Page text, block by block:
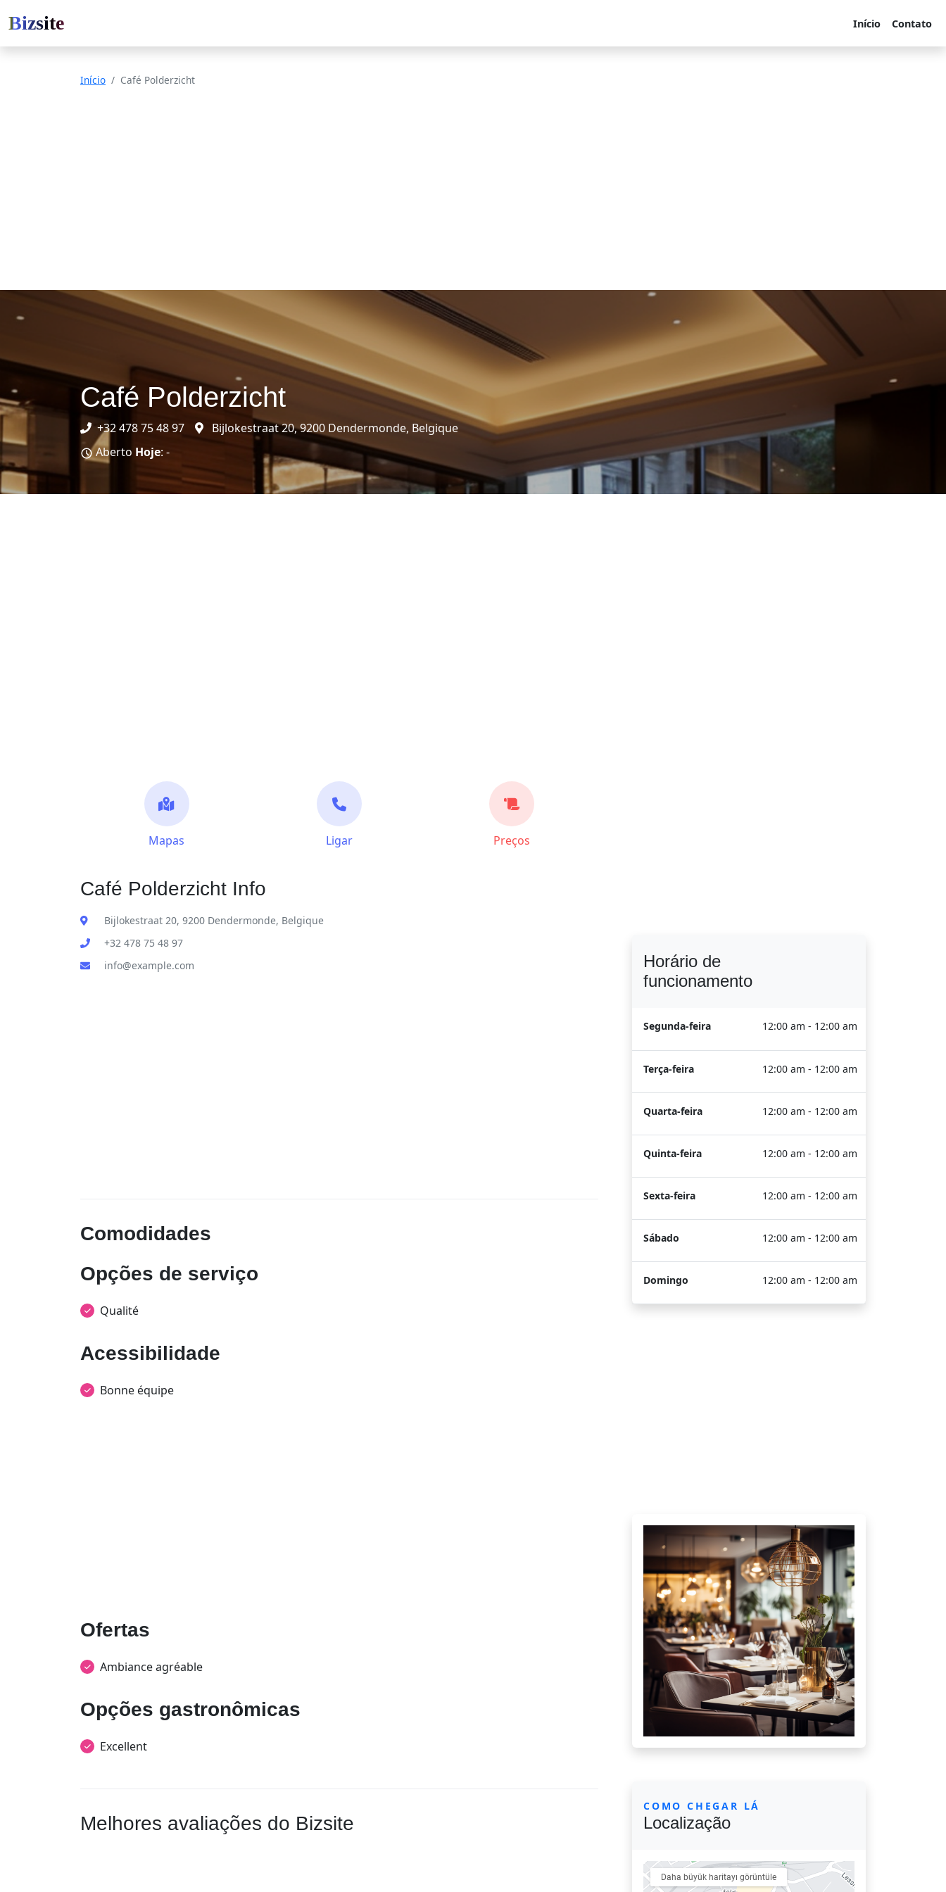
Bizsite Início Contato
Início Café Polderzicht
Café Polderzicht
+32 478 75 48 97
Bijlokestraat 20, 9200 Dendermonde, Belgique
Aberto Hoje: -
Mapas Ligar Preços
Café Polderzicht Info
Bijlokestraat 20, 9200 Dendermonde, Belgique
+32 478 75 48 97
info@example.com
Comodidades
Opções de serviço
Qualité
Acessibilidade
Bonne équipe
Ofertas
Ambiance agréable
Opções gastronômicas
Excellent
Melhores avaliações do Bizsite
Horário de
funcionamento
Segunda-feira 12:00 am - 12:00 am
Terça-feira 12:00 am - 12:00 am
Quarta-feira 12:00 am - 12:00 am
Quinta-feira 12:00 am - 12:00 am
Sexta-feira 12:00 am - 12:00 am
Sábado 12:00 am - 12:00 am
Domingo 12:00 am - 12:00 am
COMO CHEGAR LÁ
Localização